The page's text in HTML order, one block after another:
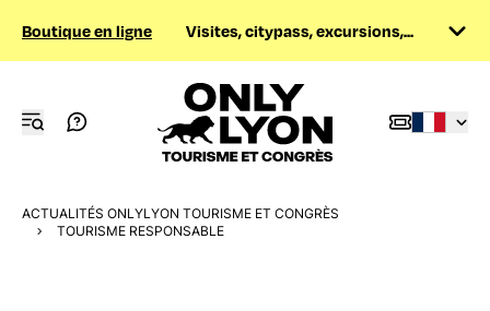
Boutique en ligne Visites, citypass, excursions,...
ACTUALITÉS ONLYLYON TOURISME ET CONGRÈS
TOURISME RESPONSABLE